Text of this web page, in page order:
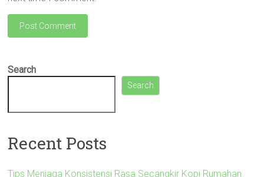
Search
Search
Recent Posts
Tips Menjaga Konsistensi Rasa Secangkir Kopi Rumahan